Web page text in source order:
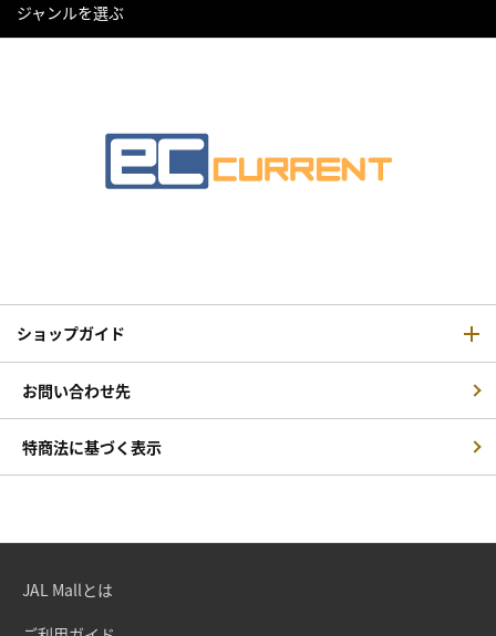
ジャンルを選ぶ
ショップガイド
お問い合わせ先
特商法に基づく表示
JAL Mallとは